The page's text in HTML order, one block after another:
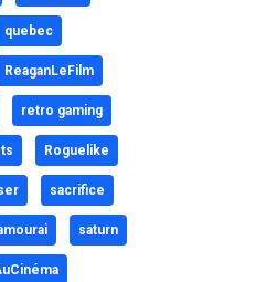
quebec
ReaganLeFilm
retro gaming
Roguelike
sacrifice
saturn